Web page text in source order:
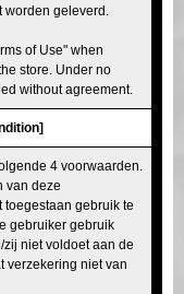
geleverd.
of Use" when
store. Under no
without agreement.
4 voorwaarden.
van deze
gebruik te
gebruiker gebruik
niet voldoet aan de
verzekering niet van